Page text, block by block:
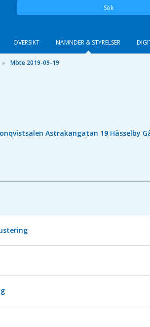
Sök
ÖVERSIKT NÄMNDER & STYRELSER
Möte 2019-09-19
Astrakangatan 19 Hässelby